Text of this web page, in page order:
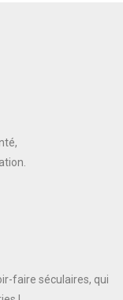
faire séculaires, qui